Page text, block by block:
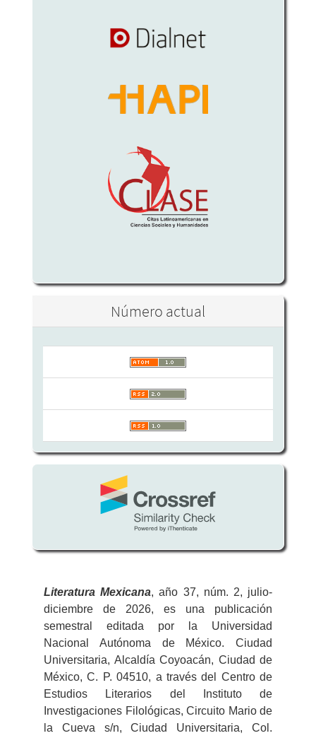
Número actual
Literatura Mexicana, año 37, núm. 2, julio-
diciembre de 2026, es una publicación
semestral editada por la Universidad
Nacional Autónoma de México. Ciudad
Universitaria, Alcaldía Coyoacán, Ciudad de
México, C. P. 04510, a través del Centro de
Estudios Literarios del Instituto de
Investigaciones Filológicas, Circuito Mario de
la Cueva s/n, Ciudad Universitaria, Col.